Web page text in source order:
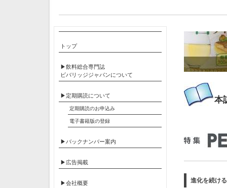
本
進化を続け
トップ
▶飲料総合専門誌
ビバリッジジャパンについて
▶定期購読について
定期購読のお申込み
電子書籍版の登録
▶バックナンバー案内
▶広告掲載
▶会社概要